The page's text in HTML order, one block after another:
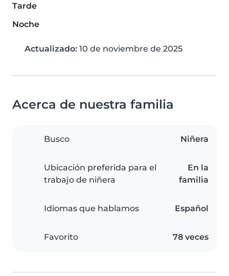
Tarde
Noche
Actualizado: 10 de noviembre de 2025
Acerca de nuestra familia
Busco Niñera
Ubicación preferida para el
trabajo de niñera
En la
familia
Idiomas que hablamos Español
Favorito 78 veces